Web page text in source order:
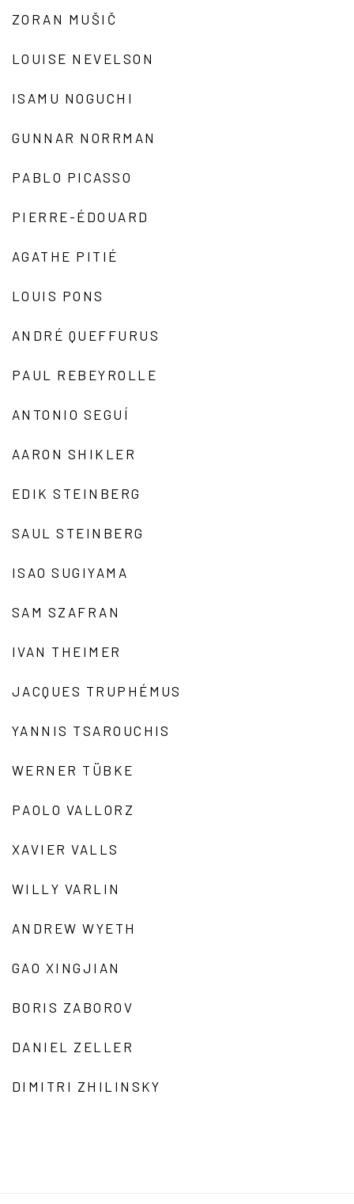
ZORAN MUŠIČ
LOUISE NEVELSON
ISAMU NOGUCHI
GUNNAR NORRMAN
PABLO PICASSO
PIERRE-ÉDOUARD
AGATHE PITIÉ
LOUIS PONS
ANDRÉ QUEFFURUS
PAUL REBEYROLLE
ANTONIO SEGUÍ
AARON SHIKLER
EDIK STEINBERG
SAUL STEINBERG
ISAO SUGIYAMA
SAM SZAFRAN
IVAN THEIMER
JACQUES TRUPHÉMUS
YANNIS TSAROUCHIS
WERNER TÜBKE
PAOLO VALLORZ
XAVIER VALLS
WILLY VARLIN
ANDREW WYETH
GAO XINGJIAN
BORIS ZABOROV
DANIEL ZELLER
DIMITRI ZHILINSKY